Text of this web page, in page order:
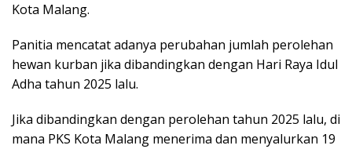
Kota Malang.
Panitia mencatat adanya perubahan jumlah perolehan
hewan kurban jika dibandingkan dengan Hari Raya Idul
Adha tahun 2025 lalu.
Jika dibandingkan dengan perolehan tahun 2025 lalu, di
mana PKS Kota Malang menerima dan menyalurkan 19